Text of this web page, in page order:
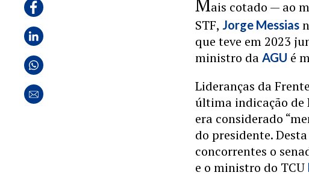
Mais cotado — ao
STF,Jorge Messias
que teve em 2023
ministro daAGU é
Lideranças da
última indicação de
era considerado
do presidente.
concorrentes o
e o ministro do TCU